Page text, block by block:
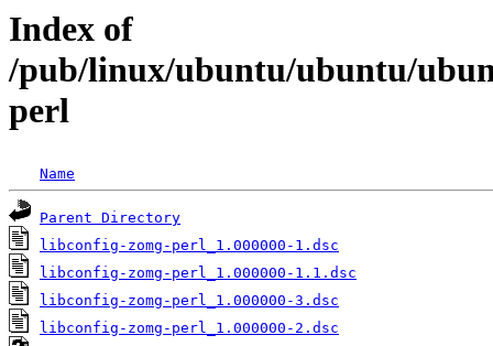
Index of
/pub/linux/ubuntu/ubuntu/
perl
Name
Parent Directory
libconfig-zomg-perl_1.000000-1.dsc
libconfig-zomg-perl_1.000000-1.1.dsc
libconfig-zomg-perl_1.000000-3.dsc
libconfig-zomg-perl_1.000000-2.dsc